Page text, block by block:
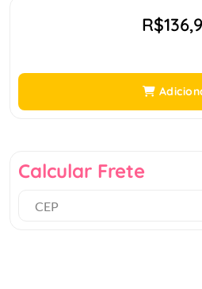
para o gatinho brincar ate
Condiciona as unhasbr Marca
para seu pet.br
Calcular Frete